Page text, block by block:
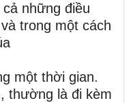
những điều
trong một cách
một thời gian.
thường là đi kèm